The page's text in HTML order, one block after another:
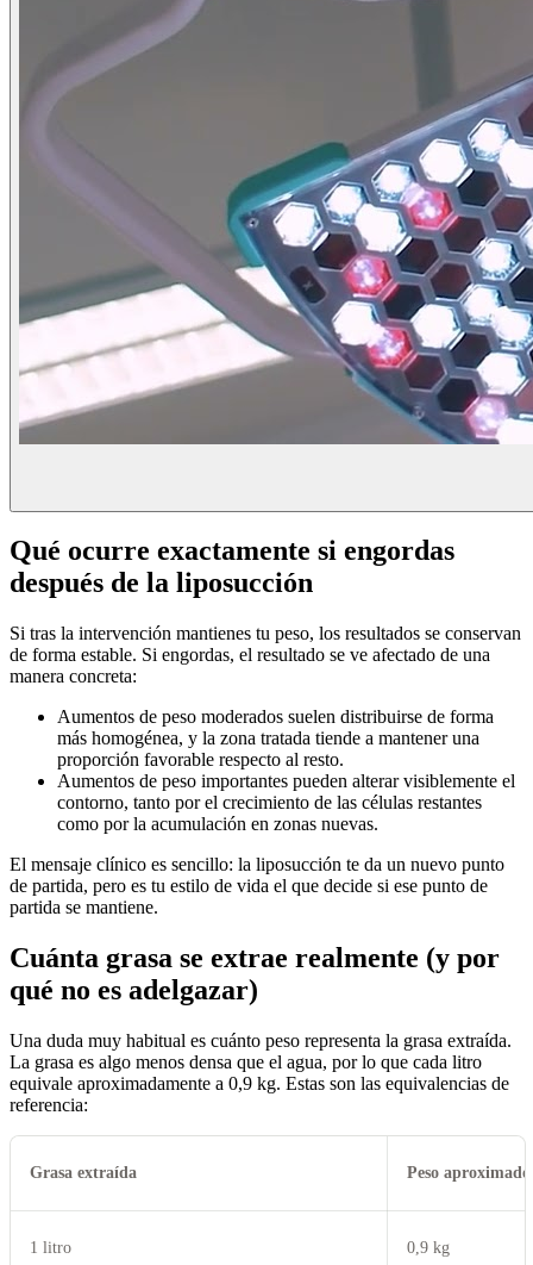
Qué ocurre exactamente si engordas
después de la liposucción
Si tras la intervención mantienes tu peso, los resultados se conservan
de forma estable. Si engordas, el resultado se ve afectado de una
manera concreta:
Aumentos de peso moderados suelen distribuirse de forma
más homogénea, y la zona tratada tiende a mantener una
proporción favorable respecto al resto.
Aumentos de peso importantes pueden alterar visiblemente el
contorno, tanto por el crecimiento de las células restantes
como por la acumulación en zonas nuevas.
El mensaje clínico es sencillo: la liposucción te da un nuevo punto
de partida, pero es tu estilo de vida el que decide si ese punto de
partida se mantiene.
Cuánta grasa se extrae realmente (y por
qué no es adelgazar)
Una duda muy habitual es cuánto peso representa la grasa extraída.
La grasa es algo menos densa que el agua, por lo que cada litro
equivale aproximadamente a 0,9 kg. Estas son las equivalencias de
referencia:
Grasa extraída Peso aproximado
1 litro 0,9 kg